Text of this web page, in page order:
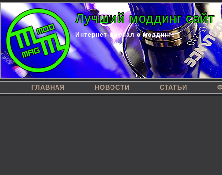
Лучший моддинг сайт
Интернет-журнал о моддинге
ГЛАВНАЯ НОВОСТИ СТАТЬИ